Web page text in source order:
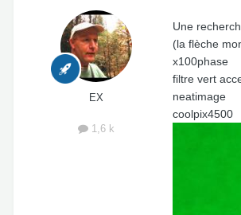
EX
1,6 k
Une
(la flèche
x100phase
filtre vert
neatimage
coolpix4500